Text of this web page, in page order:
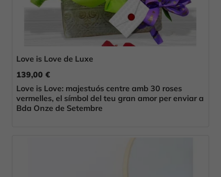
Love is Love de Luxe
139,00 €
Love is Love: majestuós centre amb 30 roses
vermelles, el símbol del teu gran amor per enviar a
Bda Onze de Setembre